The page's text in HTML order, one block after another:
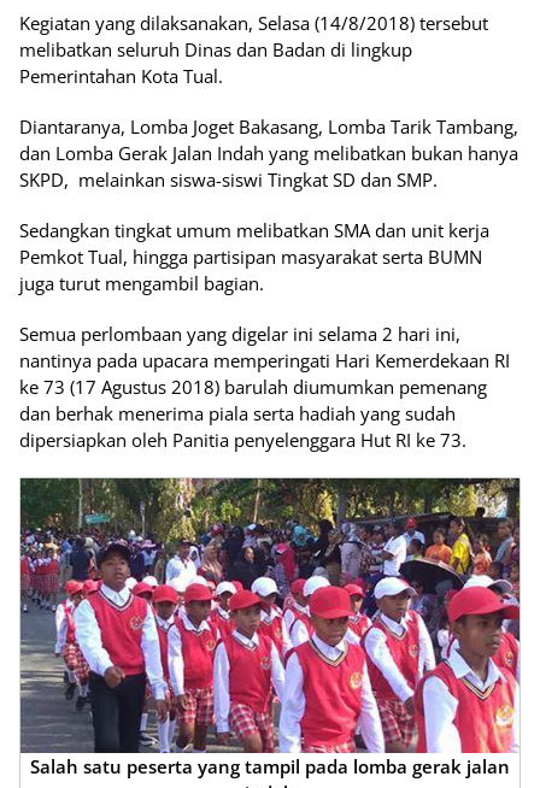
Kegiatan yang dilaksanakan, Selasa (14/8/2018) tersebut
melibatkan seluruh Dinas dan Badan di lingkup
Pemerintahan Kota Tual.
Diantaranya, Lomba Joget Bakasang, Lomba Tarik Tambang,
dan Lomba Gerak Jalan Indah yang melibatkan bukan hanya
SKPD, melainkan siswa-siswi Tingkat SD dan SMP.
Sedangkan tingkat umum melibatkan SMA dan unit kerja
Pemkot Tual, hingga partisipan masyarakat serta BUMN
juga turut mengambil bagian.
Semua perlombaan yang digelar ini selama 2 hari ini,
nantinya pada upacara memperingati Hari Kemerdekaan RI
ke 73 (17 Agustus 2018) barulah diumumkan pemenang
dan berhak menerima piala serta hadiah yang sudah
dipersiapkan oleh Panitia penyelenggara Hut RI ke 73.
Salah satu peserta yang tampil pada lomba gerak jalan